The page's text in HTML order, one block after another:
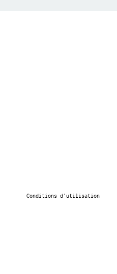
Conditions d’utilisation